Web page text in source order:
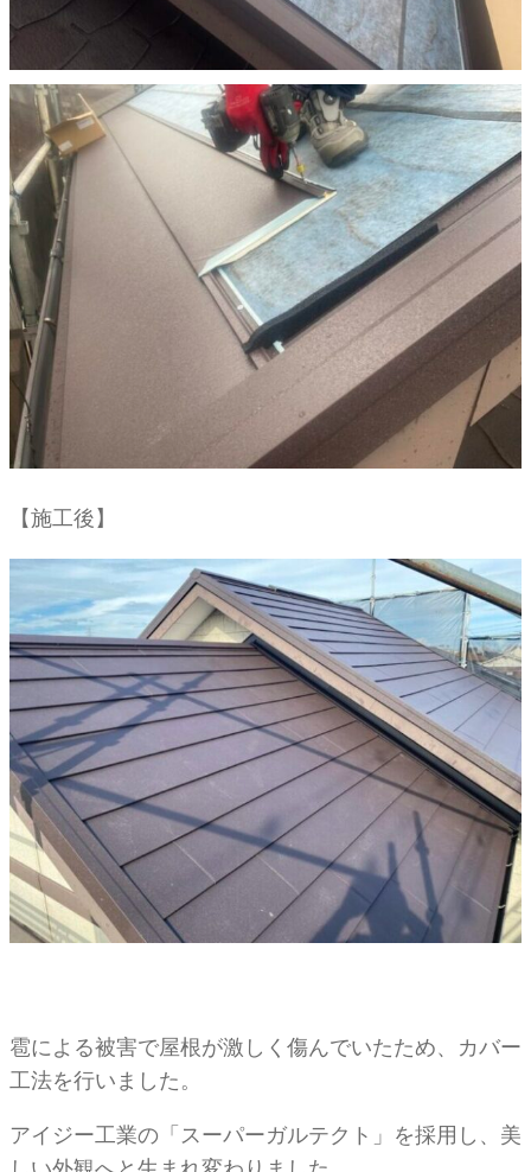
【施工後】
雹による被害で屋根が激しく傷んでいたため、カバー
工法を行いました。
アイジー工業の「スーパーガルテクト」を採用し、美